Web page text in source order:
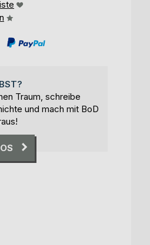
Traum, schreibe
und mach mit BoD